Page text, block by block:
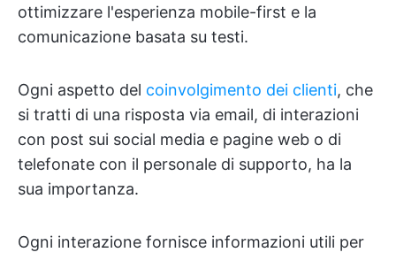
ottimizzare l'esperienza mobile-first e la
comunicazione basata su testi.
Ogni aspetto del coinvolgimento dei clienti, che
si tratti di una risposta via email, di interazioni
con post sui social media e pagine web o di
telefonate con il personale di supporto, ha la
sua importanza.
Ogni interazione fornisce informazioni utili per